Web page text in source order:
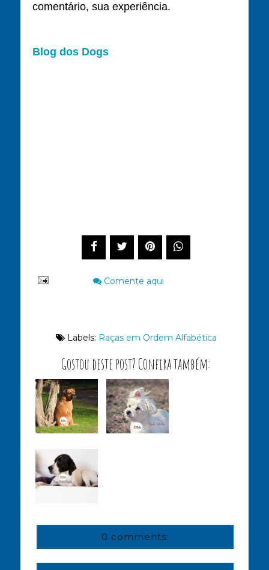
comentário, sua experiência.
Blog dos Dogs
Comente aqui
Labels: Raças em Ordem Alfabética
Gostou deste post? Confira também:
0 comments: